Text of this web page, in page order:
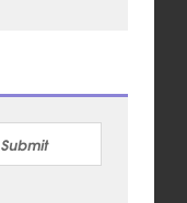
Submit